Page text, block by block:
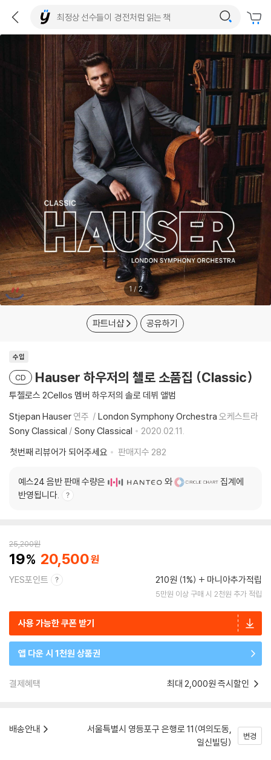
1/2
파트너샵 공유하기
수입
CD Hauser 하우저의 첼로 소품집 (Classic)
투첼로스 2Cellos 멤버 하우저의 솔로 데뷔 앨범
Stjepan Hauser 연주 London Symphony Orchestra 오케스트라
Sony Classical / Sony Classical
2020.02.11.
첫번째 리뷰어가 되어주세요
판매지수 282
예스24 음반 판매 수량은 와
집계에
반영됩니다.
25,200원
19 20,500
YES포인트 210원 (1%) 마니아추가적립
5만원 이상 구매 시 2천원 추가 적립
사용 가능한 쿠폰 받기
앱 다운 시 1천원 상품권
결제혜택 최대 2,000원 즉시할인
배송안내
서울특별시 영등포구 은행로 11(여의도동,
일신빌딩)
변경